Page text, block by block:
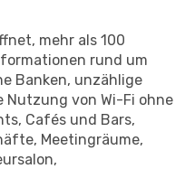
mehr als 100
rund um
Banken, unzählige
von Wi-Fi ohne
Cafés und Bars,
Meetingräume,